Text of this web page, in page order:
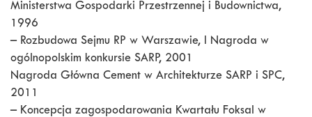
Ministerstwa Gospodarki Przestrzennej i Budownictwa,
1996
– Rozbudowa Sejmu RP w Warszawie, I Nagroda w
ogólnopolskim konkursie SARP, 2001
Nagroda Główna Cement w Architekturze SARP i SPC,
2011
– Koncepcja zagospodarowania Kwartału Foksal w